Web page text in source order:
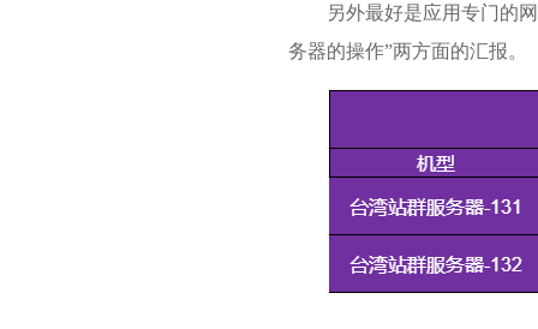
另外最好是应用专门的
务器的操作”两方面的汇报。